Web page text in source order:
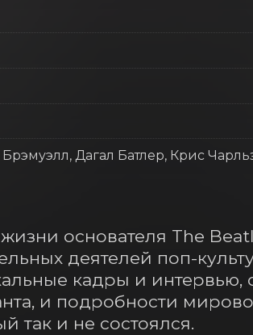
Дагал Батлер, Крис
основателя The
деятелей поп-
кадры и
и подробности
так и не состоялся.